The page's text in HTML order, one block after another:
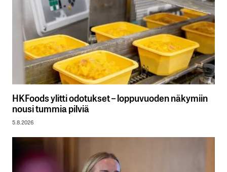
HKFoods ylitti odotukset – loppuvuoden näkymiin
nousi tummia pilviä
5.8.2026